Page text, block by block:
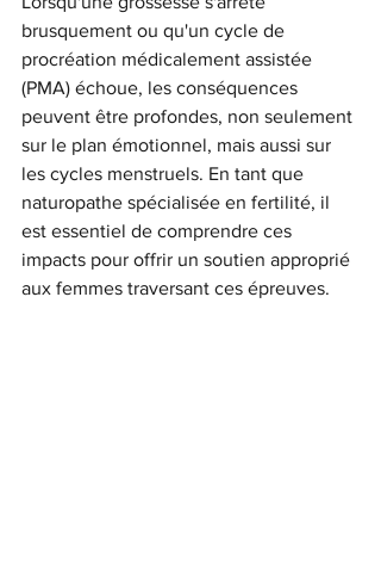
brusquement ou qu'un cycle de
procréation médicalement assistée
(PMA) échoue, les conséquences
peuvent être profondes, non seulement
sur le plan émotionnel, mais aussi sur
les cycles menstruels. En tant que
naturopathe spécialisée en fertilité, il
est essentiel de comprendre ces
impacts pour offrir un soutien approprié
aux femmes traversant ces épreuves.